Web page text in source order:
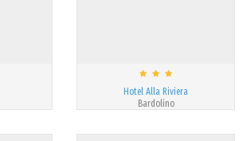
Hotel Alla Riviera
Bardolino